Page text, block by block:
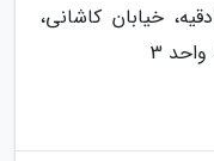
خیابان کاشانی،